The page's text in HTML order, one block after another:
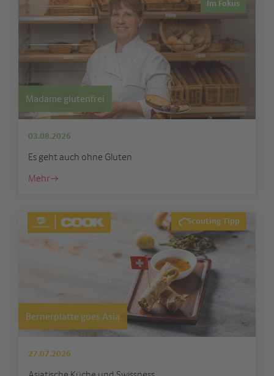
Im Fokus
Madame glutenfrei
03.08.2026
Es geht auch ohne Gluten
Mehr
Scouting Tipp
Bernerplatte goes Asia
27.07.2026